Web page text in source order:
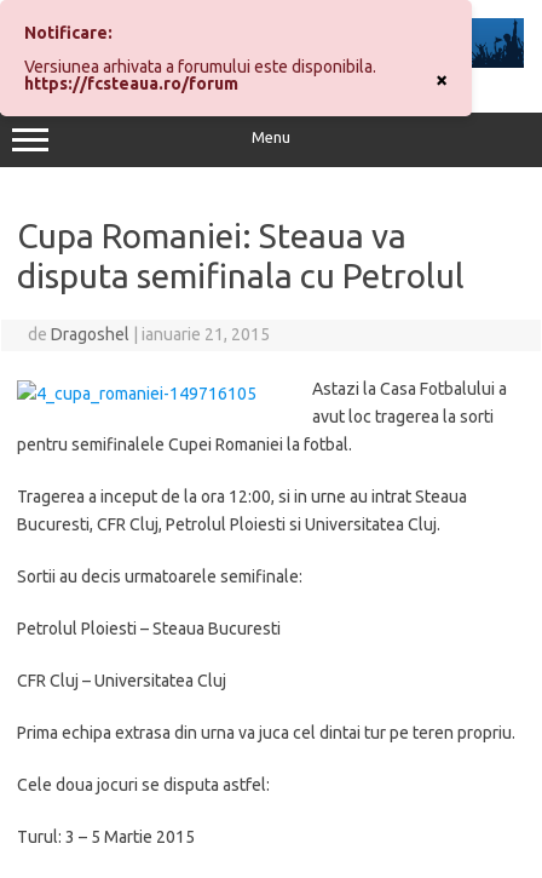
Sari
conținut
Menu
Cupa Romaniei: Steaua va
disputa semifinala cu Petrolul
de Dragoshel ianuarie 21, 2015
Astazi la Casa Fotbalului a
avut loc tragerea la sorti
pentru semifinalele Cupei Romaniei la fotbal.
Tragerea a inceput de la ora 12:00, si in urne au intrat Steaua
Bucuresti, CFR Cluj, Petrolul Ploiesti si Universitatea Cluj.
Sortii au decis urmatoarele semifinale:
Petrolul Ploiesti – Steaua Bucuresti
CFR Cluj – Universitatea Cluj
Prima echipa extrasa din urna va juca cel dintai tur pe teren propriu.
Cele doua jocuri se disputa astfel:
Turul: 3 – 5 Martie 2015
×
Notificare:
Versiunea arhivata a forumului este disponibila.
https://fcsteaua.ro/forum